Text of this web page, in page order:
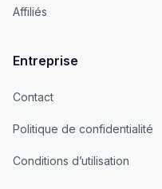
Affiliés
Entreprise
Contact
Politique de confidentialité
Conditions d’utilisation